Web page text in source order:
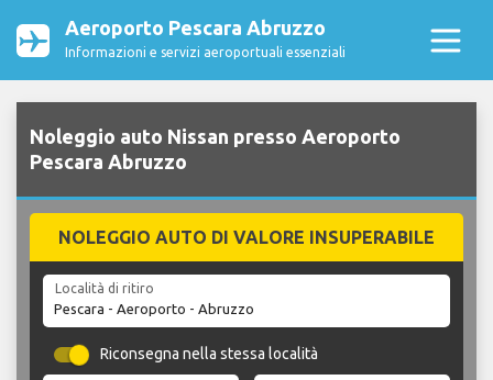
Aeroporto Pescara Abruzzo
Informazioni e servizi aeroportuali essenziali
Noleggio auto Nissan presso Aeroporto
Pescara Abruzzo
NOLEGGIO AUTO DI VALORE INSUPERABILE
Località di ritiro
Riconsegna nella stessa località